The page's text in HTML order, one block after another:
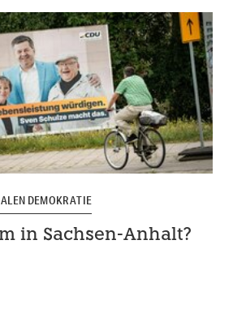
DEMOKRATIE
in Sachsen-Anhalt?